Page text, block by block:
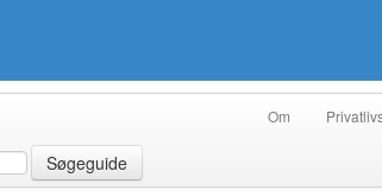
Om
Søgeguide